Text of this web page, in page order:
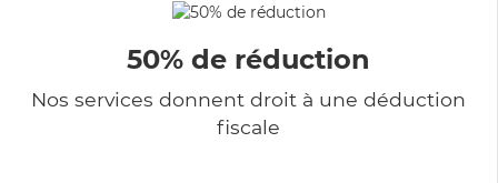
50% de réduction
Nos services donnent droit à une déduction
fiscale